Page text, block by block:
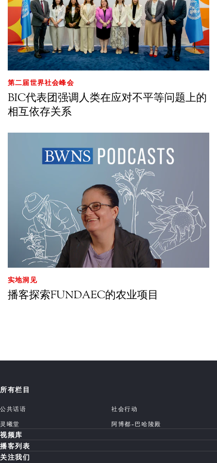
第二届世界社会峰会
BIC代表团强调人类在应对不平等问题上的
相互依存关系
实地洞见
播客探索FUNDAEC的农业项目
所有栏目
公共话语
社会行动
灵曦堂
阿博都-巴哈陵殿
视频库
播客列表
关注我们